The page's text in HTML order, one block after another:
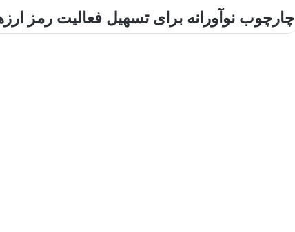
ا
ی
چارچوب نوآورانه برای تسهیل فعالیت رمز